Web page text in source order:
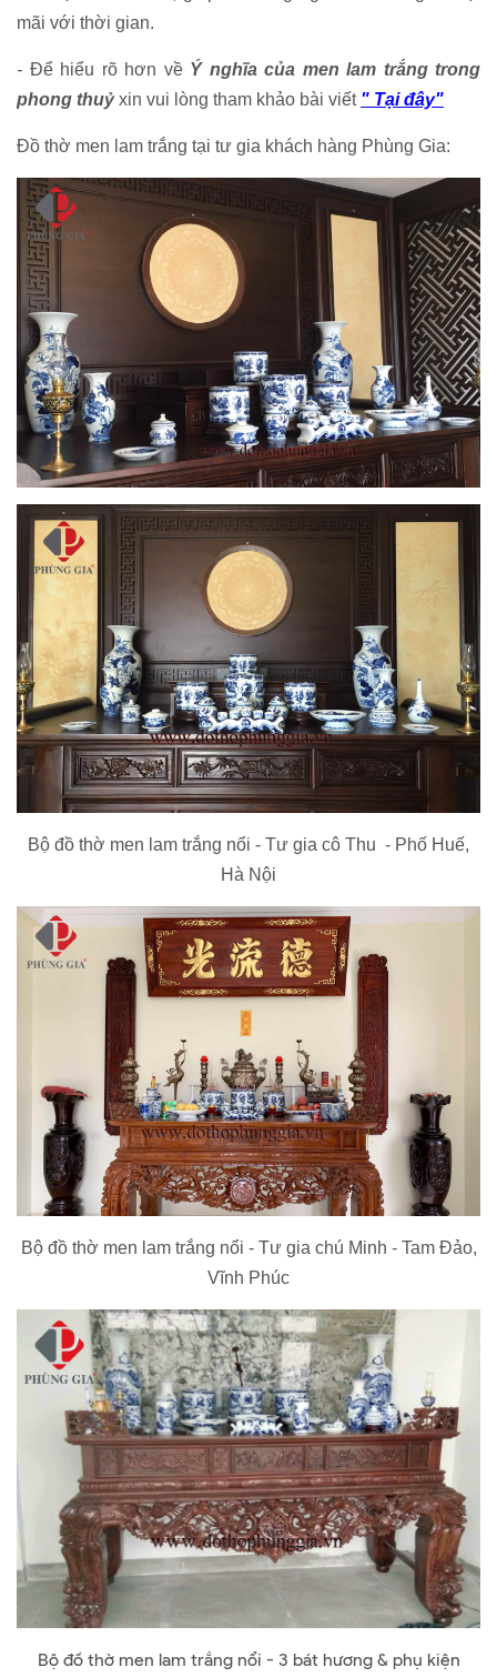
mãi với thời gian.
- Để hiểu rõ hơn về Ý nghĩa của men lam trắng trong
phong thuỷxin vui lòng tham khảo bài viết " Tại đây"
Đồ thờ men lam trắng tại tư gia khách hàng Phùng Gia:
Bộ đồ thờ men lam trắng nổi - Tư gia cô Thu - Phố Huế,
Hà Nội
Bộ đồ thờ men lam trắng nổi - Tư gia chú Minh - Tam Đảo,
Vĩnh Phúc
Bộ đồ thờ men lam trắng nổi - 3 bát hương & phụ kiện